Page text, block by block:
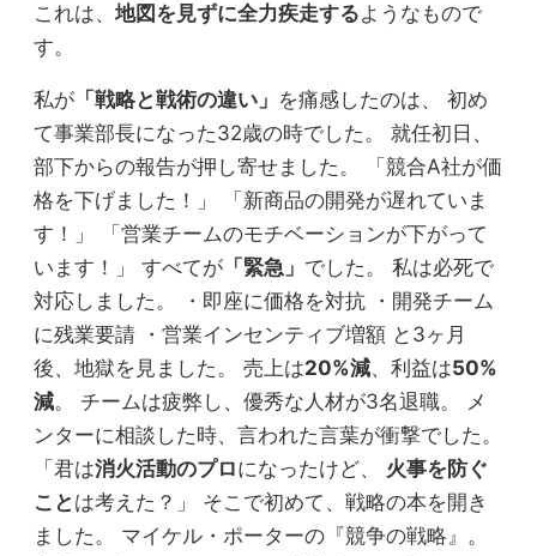
これは、 地図を見ずに全力疾走するようなもので
す。
私が 「戦略と戦術の違い」 を痛感したのは、 初め
て事業部長になった32歳の時でした。 就任初日、
部下からの報告が押し寄せました。 「競合A社が価
格を下げました！」 「新商品の開発が遅れていま
す！」 「営業チームのモチベーションが下がって
います！」 すべてが 「緊急」 でした。 私は必死で
対応しました。 ・即座に価格を対抗 ・開発チーム
に残業要請 ・営業インセンティブ増額 と3ヶ月
後、地獄を見ました。 売上は20%減、利益は50%
減。 チームは疲弊し、優秀な人材が3名退職。 メ
ンターに相談した時、言われた言葉が衝撃でした。
「君は消火活動のプロになったけど、 火事を防ぐ
こと は考えた？」 そこで初めて、戦略の本を開き
ました。 マイケル・ポーターの『競争の戦略』。